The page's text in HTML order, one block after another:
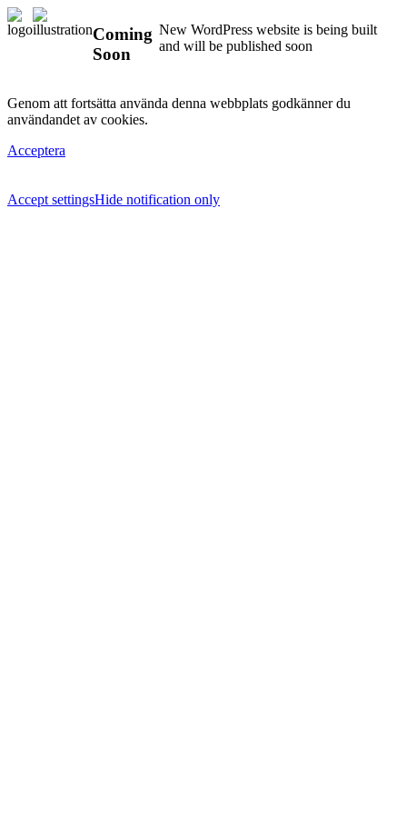
Coming
Soon
New WordPress website is being built
and will be published soon
Genom att fortsätta använda denna webbplats godkänner du
användandet av cookies.
Acceptera
Accept settingsHide notification only